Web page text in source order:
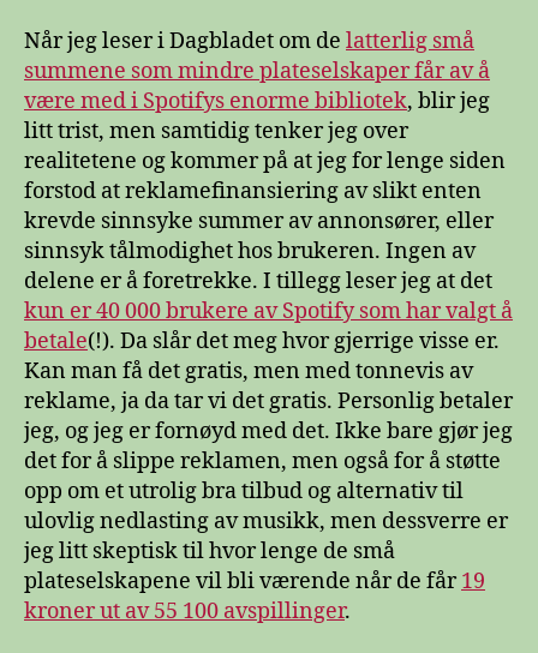
Når jeg leser i Dagbladet om de latterlig små
summene som mindre plateselskaper får av å
være med i Spotifys enorme bibliotek, blir jeg
litt trist, men samtidig tenker jeg over
realitetene og kommer på at jeg for lenge siden
forstod at reklamefinansiering av slikt enten
krevde sinnsyke summer av annonsører, eller
sinnsyk tålmodighet hos brukeren. Ingen av
delene er å foretrekke. I tillegg leser jeg at det
kun er 40 000 brukere av Spotify som har valgt å
betale(!). Da slår det meg hvor gjerrige visse er.
Kan man få det gratis, men med tonnevis av
reklame, ja da tar vi det gratis. Personlig betaler
jeg, og jeg er fornøyd med det. Ikke bare gjør jeg
det for å slippe reklamen, men også for å støtte
opp om et utrolig bra tilbud og alternativ til
ulovlig nedlasting av musikk, men dessverre er
jeg litt skeptisk til hvor lenge de små
plateselskapene vil bli værende når de får19
kroner ut av 55 100 avspillinger.